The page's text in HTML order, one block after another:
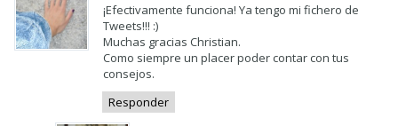
¡Efectivamente funciona! Ya tengo mi fichero de
Tweets!!! :)
Muchas gracias Christian.
Como siempre un placer poder contar con tus
consejos.
Responder